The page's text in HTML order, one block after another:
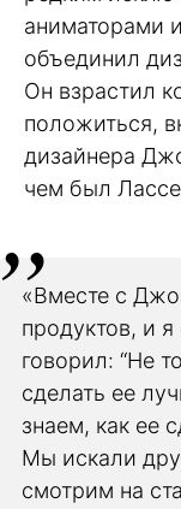
аниматорами
объединил
Он взрастил
положиться,
дизайнера
чем был
«Вместе с
продуктов, и
говорил: “Не
сделать ее
знаем, как ее
Мы искали
смотрим на